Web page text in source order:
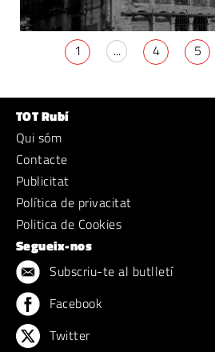
1 ... 4 5
TOT Rubí
Qui sóm
Contacte
Publicitat
Política de privacitat
Politica de Cookies
Segueix-nos
Subscriu-te al butlletí
Facebook
Twitter